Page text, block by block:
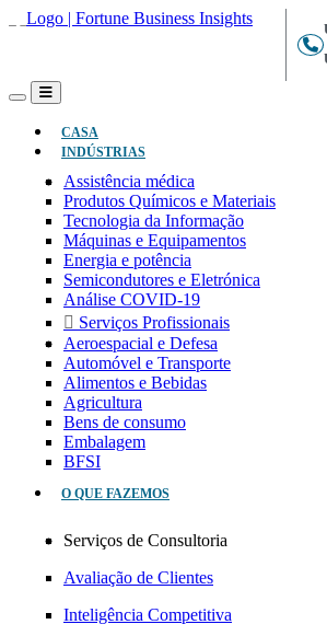
CASA
INDÚSTRIAS
Assistência médica
Produtos Químicos e Materiais
Tecnologia da Informação
Máquinas e Equipamentos
Energia e potência
Semicondutores e Eletrónica
Análise COVID-19
Serviços Profissionais
Aeroespacial e Defesa
Automóvel e Transporte
Alimentos e Bebidas
Agricultura
Bens de consumo
Embalagem
BFSI
O QUE FAZEMOS
Serviços de Consultoria
Avaliação de Clientes
Inteligência Competitiva